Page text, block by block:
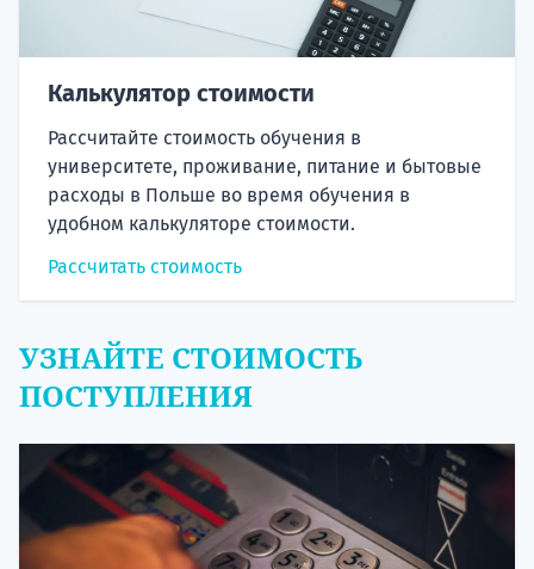
Калькулятор стоимости
Рассчитайте стоимость обучения в
университете, проживание, питание и бытовые
расходы в Польше во время обучения в
удобном калькуляторе стоимости.
Рассчитать стоимость
УЗНАЙТЕ СТОИМОСТЬ
ПОСТУПЛЕНИЯ